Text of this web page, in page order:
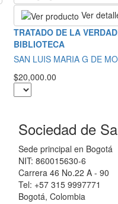
Ver
TRATADO DE LA
BIBLIOTECA
SAN LUIS MARIA G DE
$20,000.00
Sociedad de
Sede principal en Bogotá
NIT: 860015630-6
Carrera 46 No.22 A - 90
Tel: +57 315 9997771
Bogotá, Colombia